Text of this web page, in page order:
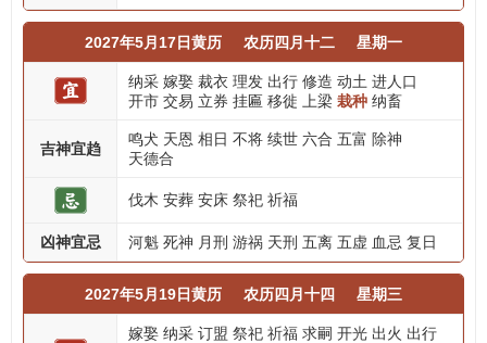
2027年5月17日黄历 农历四月十二 星期一
纳采 嫁娶 裁衣 理发 出行 修造 动土 进人口
开市 交易 立券 挂匾 移徙 上梁 栽种 纳畜
吉神宜趋
鸣犬 天恩 相日 不将 续世 六合 五富 除神
天德合
伐木 安葬 安床 祭祀 祈福
凶神宜忌 河魁 死神 月刑 游祸 天刑 五离 五虚 血忌 复日
2027年5月19日黄历 农历四月十四 星期三
嫁娶 纳采 订盟 祭祀 祈福 求嗣 开光 出火 出行